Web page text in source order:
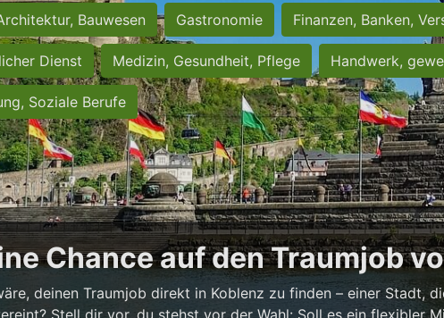
Bauwesen Gastronomie Finanzen, Banken,
Dienst Medizin, Gesundheit, Pflege Handwerk,
Soziale Berufe
Chance auf den Traumjob
deinen Traumjob direkt in Koblenz zu finden – einer Stadt,